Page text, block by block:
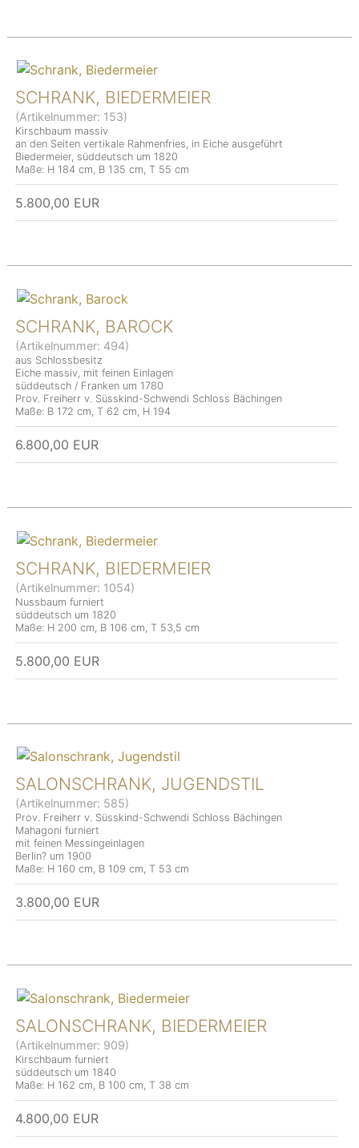
SCHRANK, BIEDERMEIER
(Artikelnummer: 153)
Kirschbaum massiv
an den Seiten vertikale Rahmenfries, in Eiche ausgeführt
Biedermeier, süddeutsch um 1820
Maße: H 184 cm, B 135 cm, T 55 cm
5.800,00 EUR
SCHRANK, BAROCK
(Artikelnummer: 494)
aus Schlossbesitz
Eiche massiv, mit feinen Einlagen
süddeutsch / Franken um 1780
Prov. Freiherr v. Süsskind-Schwendi Schloss Bächingen
Maße: B 172 cm, T 62 cm, H 194
6.800,00 EUR
SCHRANK, BIEDERMEIER
(Artikelnummer: 1054)
Nussbaum furniert
süddeutsch um 1820
Maße: H 200 cm, B 106 cm, T 53,5 cm
5.800,00 EUR
SALONSCHRANK, JUGENDSTIL
(Artikelnummer: 585)
Prov. Freiherr v. Süsskind-Schwendi Schloss Bächingen
Mahagoni furniert
mit feinen Messingeinlagen
Berlin? um 1900
Maße: H 160 cm, B 109 cm, T 53 cm
3.800,00 EUR
SALONSCHRANK, BIEDERMEIER
(Artikelnummer: 909)
Kirschbaum furniert
süddeutsch um 1840
Maße: H 162 cm, B 100 cm, T 38 cm
4.800,00 EUR